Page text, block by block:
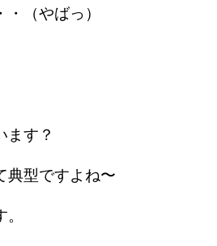
（やばっ）
ます？
典型ですよね〜